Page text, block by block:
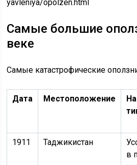
yavleniya/opolzen.html
Самые большие
веке
Самые катастрофические
Дата Местоположение
1911 Таджикистан
в